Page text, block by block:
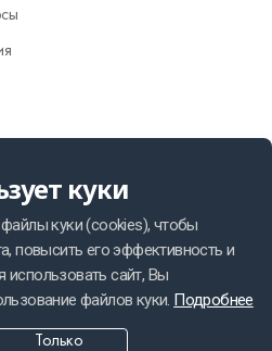
куки
куки (cookies), чтобы
повысить его эффективность и
сайт, Вы
файлов куки. Подробнее
Только